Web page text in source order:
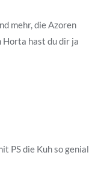
mehr, die Azoren
Horta hast du dir ja
PS die Kuh so genial